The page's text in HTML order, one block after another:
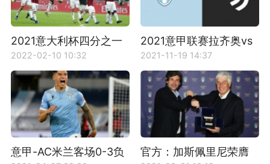
2021意大利杯四分之一
决赛AC米兰对阵拉齐奥
比赛回放
2022-02-10 10:32
2021意甲联赛拉齐奥vs
尤文图斯比赛预测
2021-11-19 14:37
意甲-AC米兰客场0-3负
官方：加斯佩里尼荣膺